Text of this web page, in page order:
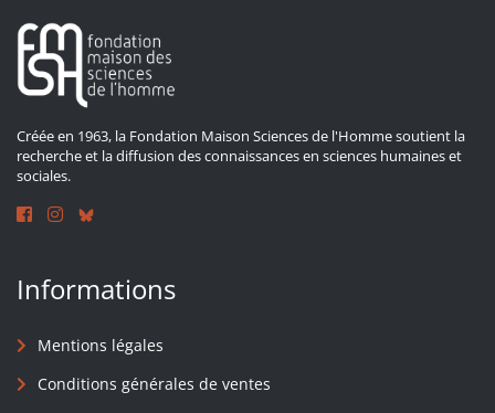
Créée en 1963, la Fondation Maison Sciences de l'Homme soutient la
recherche et la diffusion des connaissances en sciences humaines et
sociales.
Informations
Mentions légales
Conditions générales de ventes